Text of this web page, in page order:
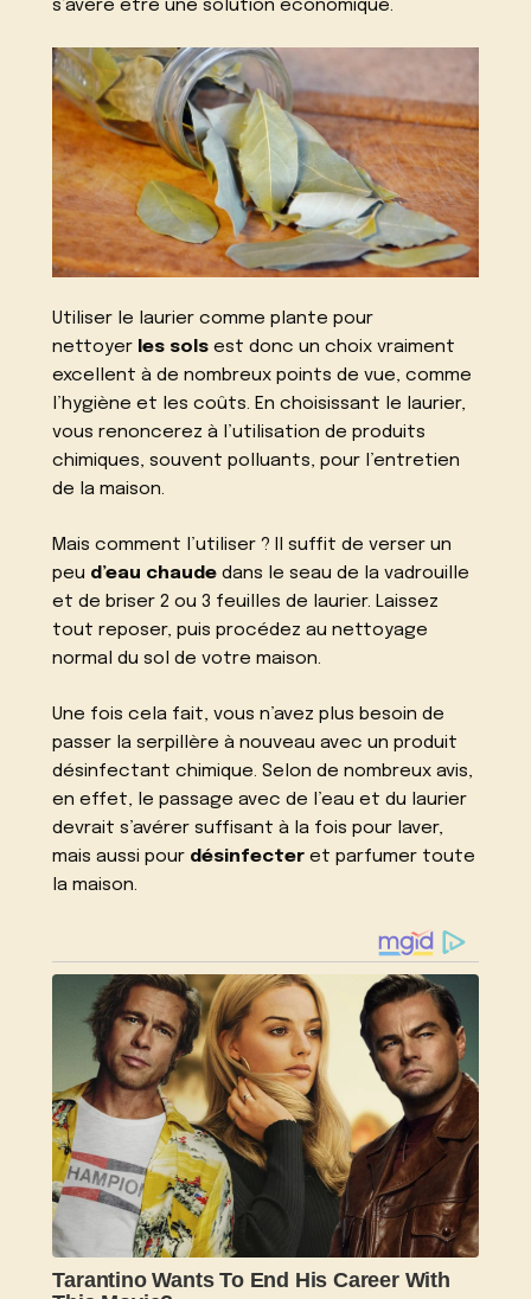
s’avère être une solution économique.
Utiliser le laurier comme plante pour
nettoyer les sols est donc un choix vraiment
excellent à de nombreux points de vue, comme
l’hygiène et les coûts. En choisissant le laurier,
vous renoncerez à l’utilisation de produits
chimiques, souvent polluants, pour l’entretien
de la maison.
Mais comment l’utiliser ? Il suffit de verser un
peu d’eau chaude dans le seau de la vadrouille
et de briser 2 ou 3 feuilles de laurier. Laissez
tout reposer, puis procédez au nettoyage
normal du sol de votre maison.
Une fois cela fait, vous n’avez plus besoin de
passer la serpillère à nouveau avec un produit
désinfectant chimique. Selon de nombreux avis,
en effet, le passage avec de l’eau et du laurier
devrait s’avérer suffisant à la fois pour laver,
mais aussi pour désinfecter et parfumer toute
la maison.